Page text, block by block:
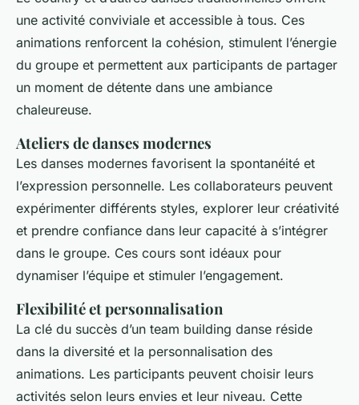
une activité conviviale et accessible à tous. Ces
animations renforcent la cohésion, stimulent l’énergie
du groupe et permettent aux participants de partager
un moment de détente dans une ambiance
chaleureuse.
Ateliers de danses modernes
Les danses modernes favorisent la spontanéité et
l’expression personnelle. Les collaborateurs peuvent
expérimenter différents styles, explorer leur créativité
et prendre confiance dans leur capacité à s’intégrer
dans le groupe. Ces cours sont idéaux pour
dynamiser l’équipe et stimuler l’engagement.
Flexibilité et personnalisation
La clé du succès d’un team building danse réside
dans la diversité et la personnalisation des
animations. Les participants peuvent choisir leurs
activités selon leurs envies et leur niveau. Cette